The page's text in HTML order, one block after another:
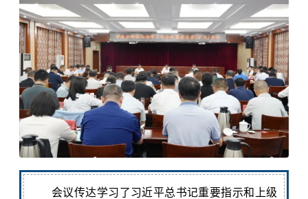
会议传达学习了习近平总书记重要指示和上级